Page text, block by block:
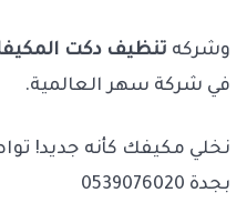
وشركه تنظيف دكت
في شركة سهر العالمية.
نخلي مكيفك كأنه جديد!
بجدة 0539076020